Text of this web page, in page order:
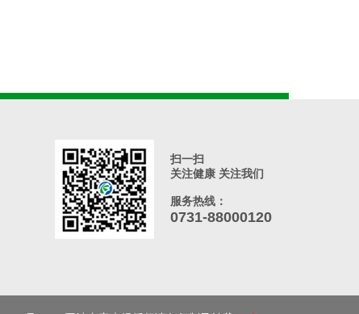
扫一扫
关注健康 关注我们
服务热线：
0731-88000120